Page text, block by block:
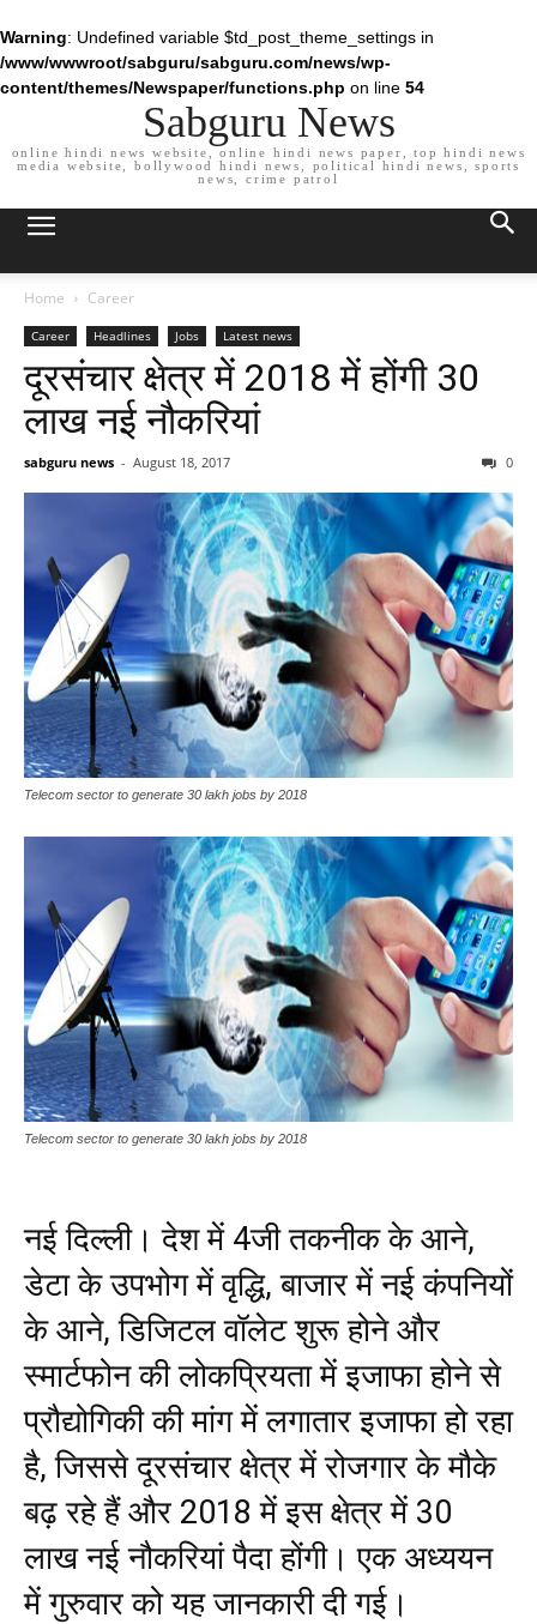
Warning: Undefined variable $td_post_theme_settings in
/www/wwwroot/sabguru/sabguru.com/news/wp-
content/themes/Newspaper/functions.php on line 54
Sabguru News
online hindi news website, online hindi news paper, top hindi news
media website, bollywood hindi news, political hindi news, sports
news, crime patrol
Home Career
Career Headlines Jobs Latest news
दूरसंचार क्षेत्र में 2018 में होंगी 30
लाख नई नौकरियां
sabguru news - August 18, 2017 0
Telecom sector to generate 30 lakh jobs by 2018
Telecom sector to generate 30 lakh jobs by 2018
नई दिल्ली। देश में 4जी तकनीक के आने,
डेटा के उपभोग में वृद्धि, बाजार में नई कंपनियों
के आने, डिजिटल वॉलेट शुरू होने और
स्मार्टफोन की लोकप्रियता में इजाफा होने से
प्रौद्योगिकी की मांग में लगातार इजाफा हो रहा
है, जिससे दूरसंचार क्षेत्र में रोजगार के मौके
बढ़ रहे हैं और 2018 में इस क्षेत्र में 30
लाख नई नौकरियां पैदा होंगी। एक अध्ययन
में गुरुवार को यह जानकारी दी गई।